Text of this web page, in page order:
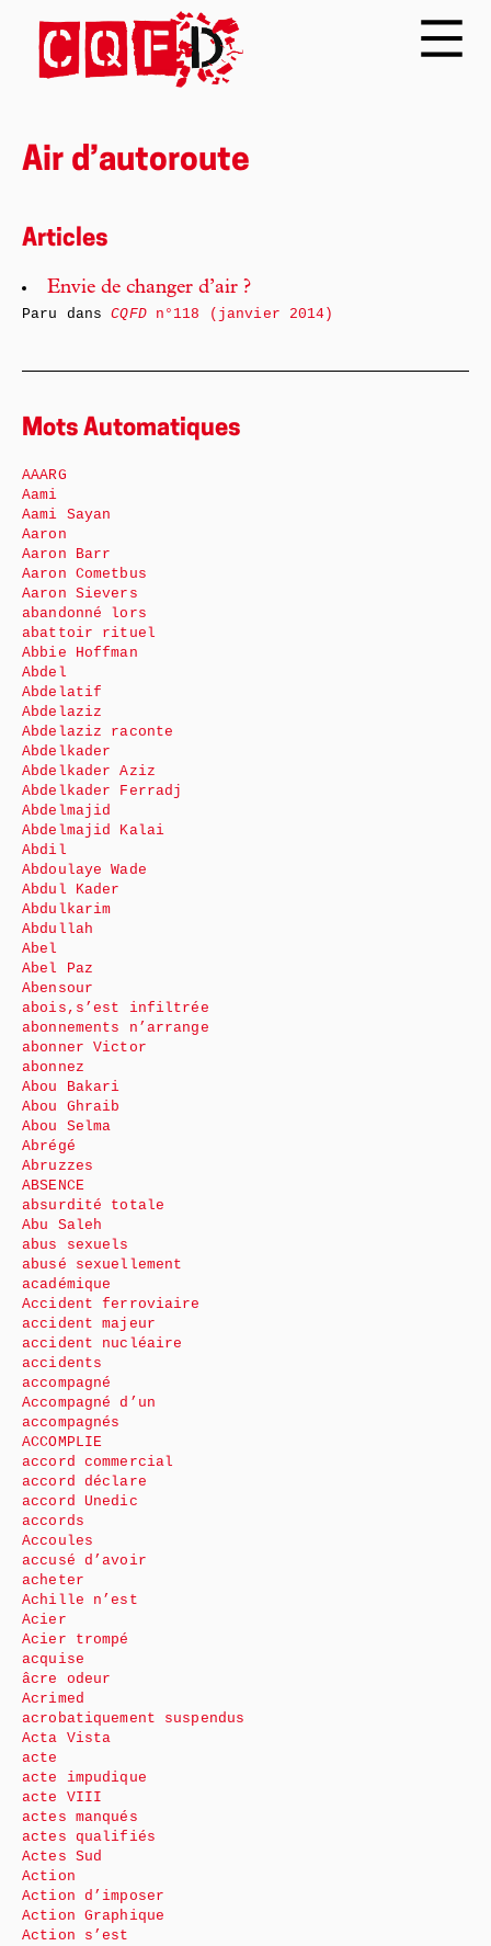
Air d’autoroute
Articles
Envie de changer d’air ?
Paru dansCQFDn°118 (janvier 2014)
Mots Automatiques
AAARG
Aami
Aami Sayan
Aaron
Aaron Barr
Aaron Cometbus
Aaron Sievers
abandonné lors
abattoir rituel
Abbie Hoffman
Abdel
Abdelatif
Abdelaziz
Abdelaziz raconte
Abdelkader
Abdelkader Aziz
Abdelkader Ferradj
Abdelmajid
Abdelmajid Kalai
Abdil
Abdoulaye Wade
Abdul Kader
Abdulkarim
Abdullah
Abel
Abel Paz
Abensour
abois,s’est infiltrée
abonnements n’arrange
abonner Victor
abonnez
Abou Bakari
Abou Ghraib
Abou Selma
Abrégé
Abruzzes
ABSENCE
absurdité totale
Abu Saleh
abus sexuels
abusé sexuellement
académique
Accident ferroviaire
accident majeur
accident nucléaire
accidents
accompagné
Accompagné d’un
accompagnés
ACCOMPLIE
accord commercial
accord déclare
accord Unedic
accords
Accoules
accusé d’avoir
acheter
Achille n’est
Acier
Acier trompé
acquise
âcre odeur
Acrimed
acrobatiquement suspendus
Acta Vista
acte
acte impudique
acte VIII
actes manqués
actes qualifiés
Actes Sud
Action
Action d’imposer
Action Graphique
Action s’est